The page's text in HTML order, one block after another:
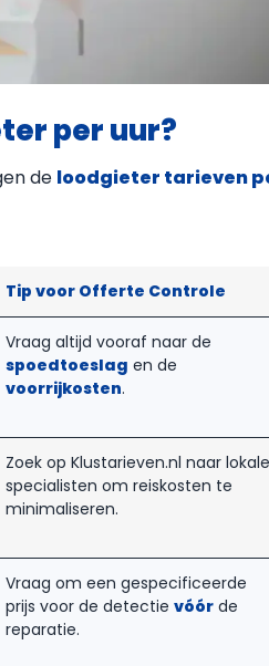
per uur?
de loodgieter tarieven
Tip voor Offerte Controle
Vraag altijd vooraf naar de
spoedtoeslag en de
voorrijkosten.
Zoek op Klustarieven.nl naar lokale
specialisten om reiskosten te
minimaliseren.
Vraag om een gespecificeerde
prijs voor de detectie vóór de
reparatie.